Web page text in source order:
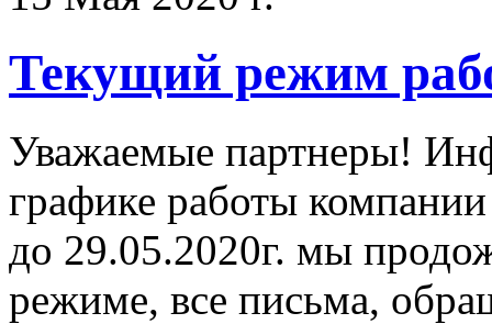
Текущий режим
Уважаемые партнеры!
графике работы
до 29.05.2020г. мы
режиме, все письма,